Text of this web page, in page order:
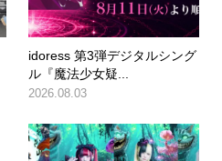
idoress 第3弾デジタルシング
ル『魔法少女疑...
2026.08.03